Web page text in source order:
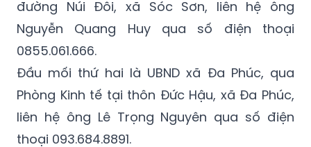
Đầu mối thứ nhất là UBND xã Sóc Sơn, qua
Ban Quản lý dự án đầu tư - hạ tầng tại số 01
đường Núi Đôi, xã Sóc Sơn, liên hệ ông
Nguyễn Quang Huy qua số điện thoại
0855.061.666.
Đầu mối thứ hai là UBND xã Đa Phúc, qua
Phòng Kinh tế tại thôn Đức Hậu, xã Đa Phúc,